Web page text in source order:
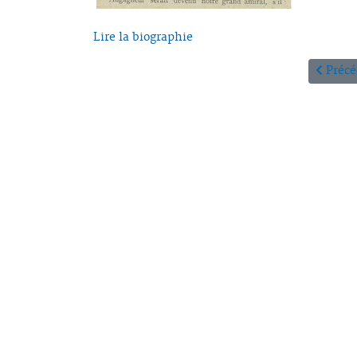
Lire la biographie
Article